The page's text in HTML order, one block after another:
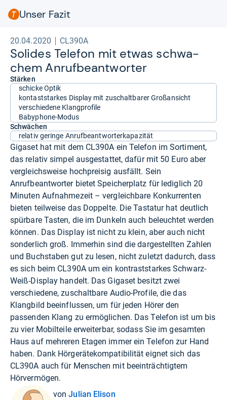
Unser Fazit
20.04.2020 CL390A
Soli­des Tele­fon mit etwas schwa­
chem Anruf­be­ant­wor­ter
Stärken
schicke Optik
kontaststarkes Display mit zuschaltbarer Großansicht
verschiedene Klangprofile
Babyphone-Modus
Schwächen
relativ geringe Anrufbeantworterkapazität
Gigaset hat mit dem CL390A ein Telefon im Sortiment,
das relativ simpel ausgestattet, dafür mit 50 Euro aber
vergleichsweise hochpreisig ausfällt. Sein
Anrufbeantworter bietet Speicherplatz für lediglich 20
Minuten Aufnahmezeit – vergleichbare Konkurrenten
bieten teilweise das Doppelte. Die Tastatur hat deutlich
spürbare Tasten, die im Dunkeln auch beleuchtet werden
können. Das Display ist nicht zu klein, aber auch nicht
sonderlich groß. Immerhin sind die dargestellten Zahlen
und Buchstaben gut zu lesen, nicht zuletzt dadurch, dass
es sich beim CL390A um ein kontraststarkes Schwarz-
Weiß-Display handelt. Das Gigaset besitzt zwei
verschiedene, zuschaltbare Audio-Profile, die das
Klangbild beeinflussen, um für jeden Hörer den
passenden Klang zu ermöglichen. Das Telefon ist um bis
zu vier Mobilteile erweiterbar, sodass Sie im gesamten
Haus auf mehreren Etagen immer ein Telefon zur Hand
haben. Dank Hörgerätekompatibilität eignet sich das
CL390A auch für Menschen mit beeinträchtigtem
Hörvermögen.
vonJulian Elison